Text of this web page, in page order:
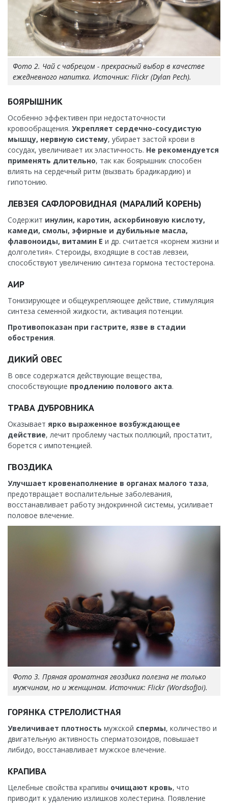
Фото 2. Чай с чабрецом - прекрасный выбор в качестве
ежедневного напитка. Источник: Flickr (Dylan Pech).
БОЯРЫШНИК
Особенно эффективен при недостаточности
кровообращения. Укрепляет сердечно-сосудистую
мышцу, нервную систему, убирает застой крови в
сосудах, увеличивает их эластичность. Не рекомендуется
применять длительно, так как боярышник способен
влиять на сердечный ритм (вызвать брадикардию) и
гипотонию.
ЛЕВЗЕЯ САФЛОРОВИДНАЯ (МАРАЛИЙ КОРЕНЬ)
Содержит инулин, каротин, аскорбиновую кислоту,
камеди, смолы, эфирные и дубильные масла,
флавоноиды, витамин Е и др. считается «корнем жизни и
долголетия». Стероиды, входящие в состав левзеи,
способствуют увеличению синтеза гормона тестостерона.
АИР
Тонизирующее и общеукрепляющее действие, стимуляция
синтеза семенной жидкости, активация потенции.
Противопоказан при гастрите, язве в стадии
обострения.
ДИКИЙ ОВЕС
В овсе содержатся действующие вещества,
способствующие продлению полового акта.
ТРАВА ДУБРОВНИКА
Оказывает ярко выраженное возбуждающее
действие, лечит проблему частых поллюций, простатит,
борется с импотенцией.
ГВОЗДИКА
Улучшает кровенаполнение в органах малого таза,
предотвращает воспалительные заболевания,
восстанавливает работу эндокринной системы, усиливает
половое влечение.
Фото 3. Пряная ароматная гвоздика полезна не только
мужчинам, но и женщинам. Источник: Flickr (WordsofJoi).
ГОРЯНКА СТРЕЛОЛИСТНАЯ
Увеличивает плотность мужской спермы, количество и
двигательную активность сперматозоидов, повышает
либидо, восстанавливает мужское влечение.
КРАПИВА
Целебные свойства крапивы очищают кровь, что
приводит к удалению излишков холестерина. Появление